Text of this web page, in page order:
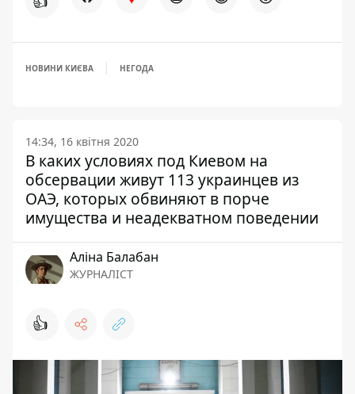
НОВИНИ КИЄВА НЕГОДА
14:34, 16 квітня 2020
В каких условиях под Киевом на
обсервации живут 113 украинцев из
ОАЭ, которых обвиняют в порче
имущества и неадекватном поведении
Аліна Балабан
ЖУРНАЛІСТ
👍